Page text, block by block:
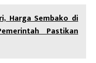
Harga Sembako di
Pastikan